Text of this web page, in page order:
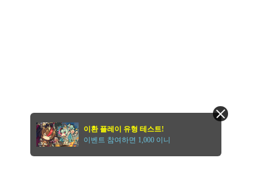
이환 플레이 유형 테스트!
이벤트 참여하면 1,000 이니